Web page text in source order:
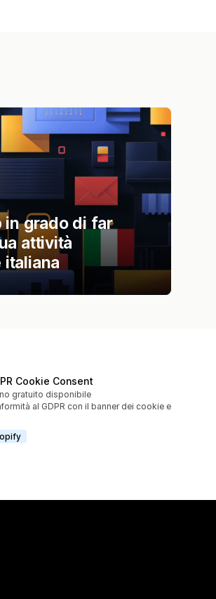
in grado di far
attività
italiana
Cookie Consent
gratuito disponibile
al GDPR con il banner dei cookie e